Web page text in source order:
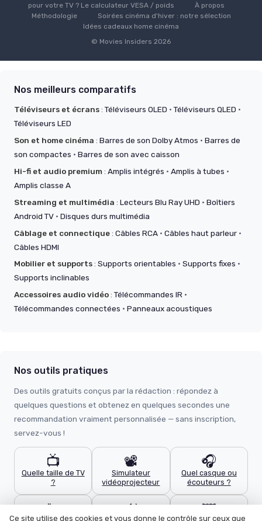
pour votre TV ? Le calculateur VESA / poids
À propos
Méthodologie
Soirées cinéma d'hiver : notre sélection
Idées cadeaux home cinéma
© Movies Insiders 2026
Nos meilleurs comparatifs
Téléviseurs et écrans:Téléviseurs OLED ·Téléviseurs QLED ·
Téléviseurs LED
Son et home cinéma : Barres de son Dolby Atmos · Barres de
son compactes · Barres de son avec caisson
Hi-fi et audio premium: Amplis intégrés · Amplis à tubes ·
Amplis classe A
Streaming et multimédia : Lecteurs Blu Ray UHD · Boîtiers
Android TV · Disques durs multimédia
Câblage et connectique: Câbles RCA · Câbles haut parleur ·
Câbles HDMI
Mobilier et supports: Supports orientables · Supports fixes ·
Supports inclinables
Accessoires audio vidéo:Télécommandes IR ·
Télécommandes connectées · Panneaux acoustiques
Nos outils pratiques
Des outils gratuits conçus par la rédaction : répondez à
quelques questions et obtenez en quelques secondes une
recommandation vraiment personnalisée — sans inscription,
servez-vous !
📺
Quelle taille de TV
?
📽️
Simulateur
vidéoprojecteur
🎧
Quel casque ou
écouteurs ?
🔌 🔊 🖼️
Ce site utilise des cookies et vous donne le contrôle sur ceux que